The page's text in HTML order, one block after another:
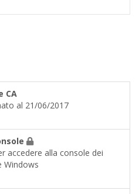
CA
al 21/06/2017
accedere alla console dei
Windows